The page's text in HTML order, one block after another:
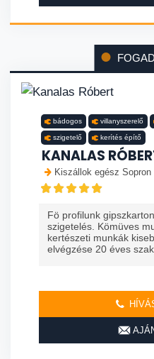
bádogos villanyszerelő
szigetelő kerítés építő
KANALAS
Kiszállok egész Sopron
Fö profilunk
szigetelés. Kömüves
kertészeti munkák
elvégzése 20 éves